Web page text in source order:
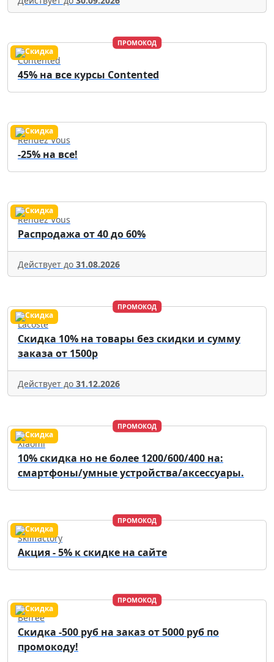
ПРОМОКОД
Contented
45% на все курсы Contented
Rendez Vous
-25% на все!
Rendez Vous
Распродажа от 40 до 60%
Действует до 31.08.2026
ПРОМОКОД
Lacoste
Скидка 10% на товары без скидки и сумму
заказа от 1500р
Действует до 31.12.2026
ПРОМОКОД
Xiaomi
10% скидка но не более 1200/600/400 на:
смартфоны/умные устройства/аксессуары.
ПРОМОКОД
Skillfactory
Акция - 5% к скидке на сайте
ПРОМОКОД
Befree
Скидка -500 руб на заказ от 5000 руб по
промокоду!